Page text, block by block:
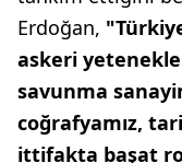
Erdoğan,
askeri
savunma
coğrafyamız,
ittifakta başat